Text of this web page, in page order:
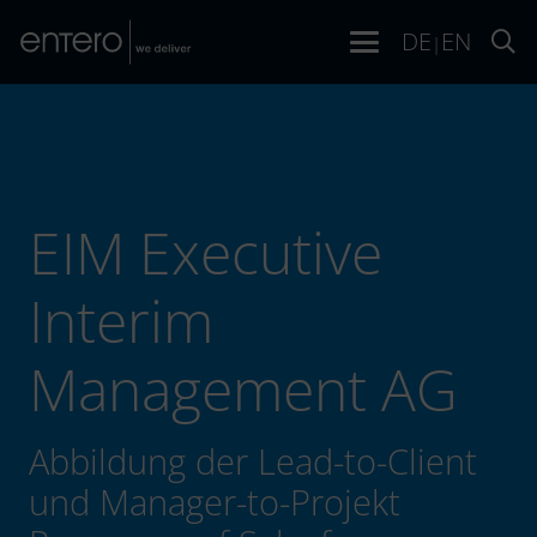
DE | EN
EIM Executive
Interim
Management AG
Abbildung der Lead-to-Client
und Manager-to-Projekt